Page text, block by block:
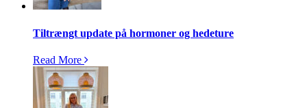
Tiltrængt update på hormoner og hedeture
Read More